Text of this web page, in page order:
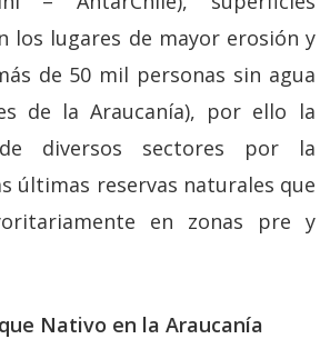
los lugares de mayor erosión y
de 50 mil personas sin agua
de la Araucanía), por ello la
de diversos sectores por la
últimas reservas naturales que
en zonas pre y
Nativo en la Araucanía